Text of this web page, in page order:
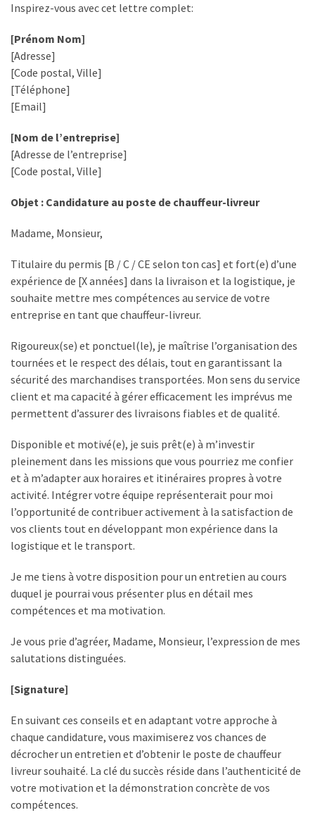
Inspirez-vous avec cet lettre complet:
[Prénom Nom]
[Adresse]
[Code postal, Ville]
[Téléphone]
[Email]
[Nom de l’entreprise]
[Adresse de l’entreprise]
[Code postal, Ville]
Objet : Candidature au poste de chauffeur-livreur
Madame, Monsieur,
Titulaire du permis [B / C / CE selon ton cas] et fort(e) d’une
expérience de [X années] dans la livraison et la logistique, je
souhaite mettre mes compétences au service de votre
entreprise en tant que chauffeur-livreur.
Rigoureux(se) et ponctuel(le), je maîtrise l’organisation des
tournées et le respect des délais, tout en garantissant la
sécurité des marchandises transportées. Mon sens du service
client et ma capacité à gérer efficacement les imprévus me
permettent d’assurer des livraisons fiables et de qualité.
Disponible et motivé(e), je suis prêt(e) à m’investir
pleinement dans les missions que vous pourriez me confier
et à m’adapter aux horaires et itinéraires propres à votre
activité. Intégrer votre équipe représenterait pour moi
l’opportunité de contribuer activement à la satisfaction de
vos clients tout en développant mon expérience dans la
logistique et le transport.
Je me tiens à votre disposition pour un entretien au cours
duquel je pourrai vous présenter plus en détail mes
compétences et ma motivation.
Je vous prie d’agréer, Madame, Monsieur, l’expression de mes
salutations distinguées.
[Signature]
En suivant ces conseils et en adaptant votre approche à
chaque candidature, vous maximiserez vos chances de
décrocher un entretien et d’obtenir le poste de chauffeur
livreur souhaité. La clé du succès réside dans l’authenticité de
votre motivation et la démonstration concrète de vos
compétences.